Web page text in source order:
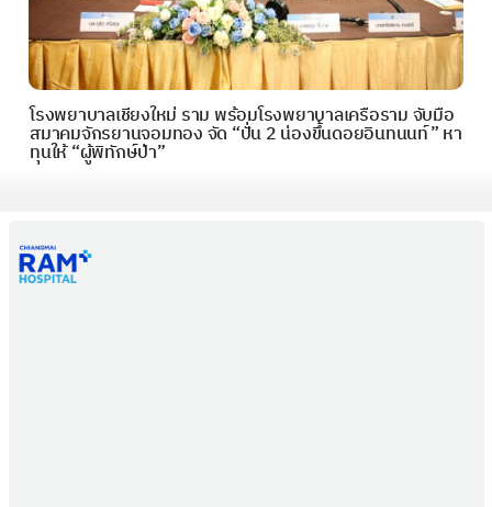
โรงพยาบาลเชียงใหม่ ราม พร้อมโรงพยาบาลเครือราม จับมือ
สมาคมจักรยานจอมทอง จัด “ปั่น 2 น่องขึ้นดอยอินทนนท์” หา
ทุนให้ “ผู้พิทักษ์ป่า”